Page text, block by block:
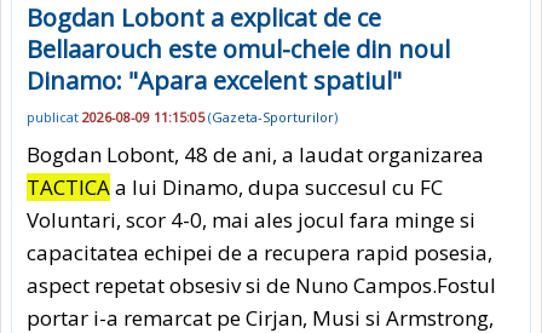
Bogdan Lobont a explicat de ce
Bellaarouch este omul-cheie din noul
Dinamo: "Apara excelent spatiul"
publicat 2026-08-09 11:15:05(Gazeta-Sporturilor)
Bogdan Lobont, 48 de ani, a laudat organizarea
TACTICAa lui Dinamo, dupa succesul cu FC
Voluntari, scor 4-0, mai ales jocul fara minge si
capacitatea echipei de a recupera rapid posesia,
aspect repetat obsesiv si de Nuno Campos.Fostul
portar i-a remarcat pe Cirjan, Musi si Armstrong,